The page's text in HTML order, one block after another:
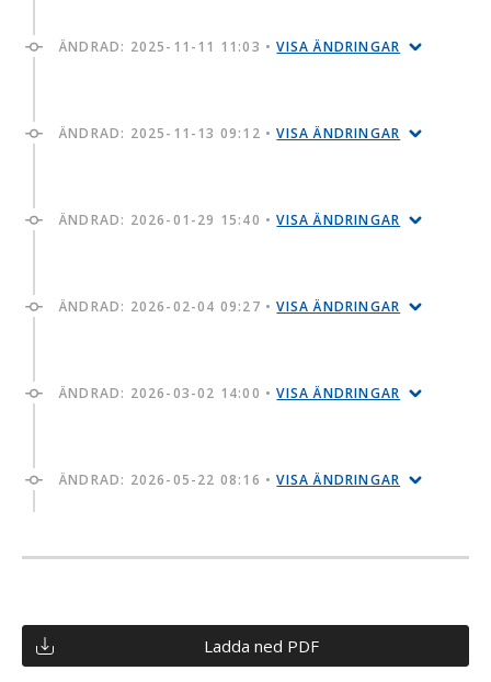
ÄNDRAD: 2025-11-11 11:03 •VISA ÄNDRINGAR
ÄNDRAD: 2025-11-13 09:12 •VISA ÄNDRINGAR
ÄNDRAD: 2026-01-29 15:40 •VISA ÄNDRINGAR
ÄNDRAD: 2026-02-04 09:27 •VISA ÄNDRINGAR
ÄNDRAD: 2026-03-02 14:00 •VISA ÄNDRINGAR
ÄNDRAD: 2026-05-22 08:16 •VISA ÄNDRINGAR
Ladda ned PDF